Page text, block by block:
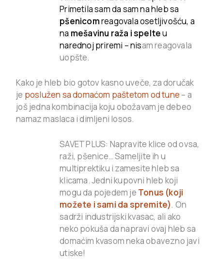
Primetila sam da sam na hleb sa
pšenicomreagovala osetljivošću, a
na mešavinu raža i spelteu
narednoj priremi – nisam reagovala
uopšte.
Kako je hleb bio gotov kasno uveče, za doručak
je poslužen sa domaćom paštetom od tune – a
još jedna kombinacija koju obožavam je debeo
namaz maslaca i dimljeni losos.
SAVET PLUS: Napravite klice od ovsa,
raži, pšenice… Sameljite ih u
multiprektiku i zamesite hleb sa
klicama. Jedni kupovni hleb koji
mogu da pojedem je Tonus (koji
možete i sami da spremite). On
sadrži industrijski kvasac, ali ako
neko pokuša da napravi ovaj hleb sa
domaćim kvasom neka obavezno javi
utiske!